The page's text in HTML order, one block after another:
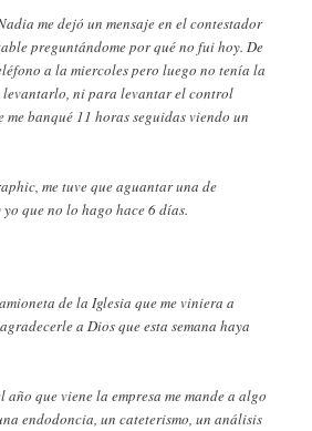
me dejó un mensaje en el contestador
preguntándome por qué no fui hoy. De
a la miercoles pero luego no tenía la
levantarlo, ni para levantar el control
me banqué 11 horas seguidas viendo un
me tuve que aguantar una de
que no lo hago hace 6 días.
de la Iglesia que me viniera a
a Dios que esta semana haya
año que viene la empresa me mande a algo
endodoncia, un cateterismo, un análisis